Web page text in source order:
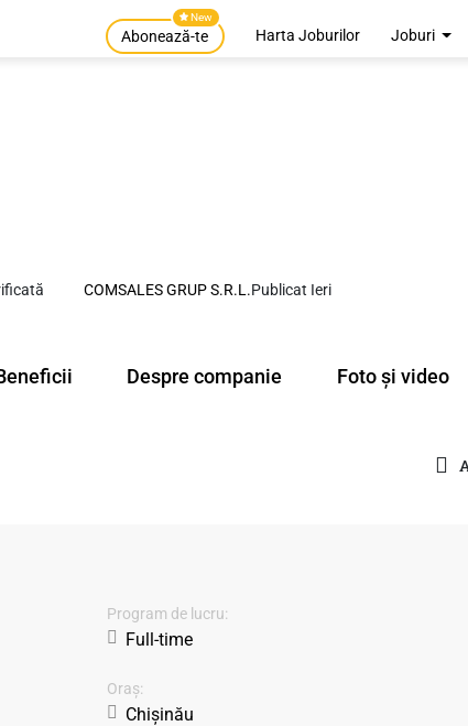
New
Abonează-te Harta Joburilor Joburi
COMSALES GRUP S.R.L.Publicat Ieri
Despre companie Foto și video
Program de lucru:
Full-time
Oraș:
Chișinău